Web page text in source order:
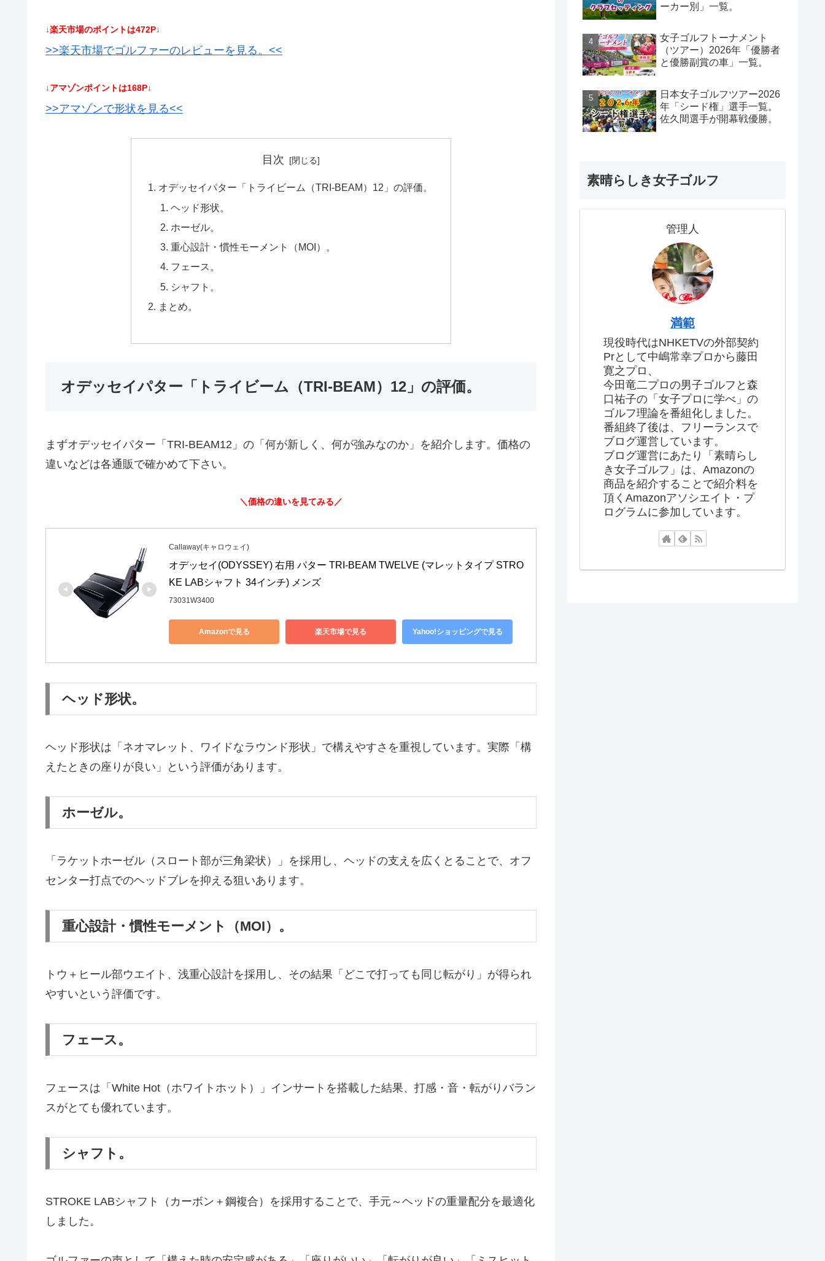
↓楽天市場のポイントは472P↓
>>楽天市場でゴルファーのレビューを見る。<<
↓アマゾンポイントは168P↓
>>アマゾンで形状を見る<<
目次
オデッセイパター「トライビーム（TRI-BEAM）12」の評価。
ヘッド形状。
ホーゼル。
重心設計・慣性モーメント（MOI）。
フェース。
シャフト。
まとめ。
オデッセイパター「トライビーム（TRI-BEAM）12」の評価。
まずオデッセイパター「TRI-BEAM12」の「何が新しく、何が強みなのか」を紹介します。価格の
違いなどは各通販で確かめて下さい。
＼価格の違いを見てみる／
Callaway(キャロウェイ)
オデッセイ(ODYSSEY) 右用 パター TRI-BEAM TWELVE (マレットタイプ STRO
KE LABシャフト 34インチ) メンズ
73031W3400
Amazonで見る 楽天市場で見る Yahoo!ショッピングで見る
ヘッド形状。
ヘッド形状は「ネオマレット、ワイドなラウンド形状」で構えやすさを重視しています。実際「構
えたときの座りが良い」という評価があります。
ホーゼル。
「ラケットホーゼル（スロート部が三角梁状）」を採用し、ヘッドの支えを広くとることで、オフ
センター打点でのヘッドブレを抑える狙いあります。
重心設計・慣性モーメント（MOI）。
トウ＋ヒール部ウエイト、浅重心設計を採用し、その結果「どこで打っても同じ転がり」が得られ
やすいという評価です。
フェース。
フェースは「White Hot（ホワイトホット）」インサートを搭載した結果、打感・音・転がりバラン
スがとても優れています。
シャフト。
STROKE LABシャフト（カーボン＋鋼複合）を採用することで、手元～ヘッドの重量配分を最適化
しました。
ーカー別」一覧。
女子ゴルフトーナメント
（ツアー）2026年「優勝者
と優勝副賞の車」一覧。
日本女子ゴルフツアー2026
年「シード権」選手一覧。
佐久間選手が開幕戦優勝。
素晴らしき女子ゴルフ
管理人
満範
現役時代はNHKETVの外部契約
Prとして中嶋常幸プロから藤田
寛之プロ、
今田竜二プロの男子ゴルフと森
口祐子の「女子プロに学べ」の
ゴルフ理論を番組化しました。
番組終了後は、フリーランスで
ブログ運営しています。
ブログ運営にあたり「素晴らし
き女子ゴルフ」は、Amazonの
商品を紹介することで紹介料を
頂くAmazonアソシエイト・プ
ログラムに参加しています。